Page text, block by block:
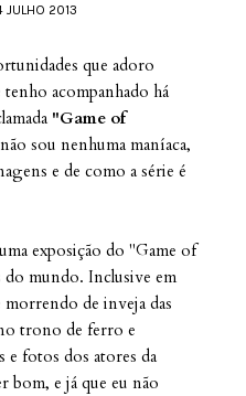
JULHO 2013
que adoro
acompanhado há
"Game of
sou nenhuma maníaca,
e de como a série é
exposição do "Game of
mundo. Inclusive em
morrendo de inveja das
trono de ferro e
e fotos dos atores da
bom, e já que eu não